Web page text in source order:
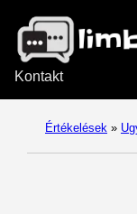
Kontakt
Értékelések »